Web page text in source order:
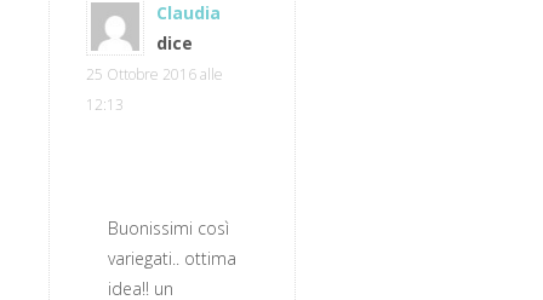
Claudia
dice
25 Ottobre 2016 alle
12:13
Buonissimi così
variegati.. ottima
idea!! un